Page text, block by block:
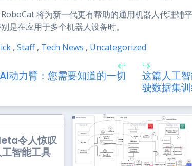
将为新一代更有帮助的通用机器人代理铺
是在应用于多个机器人设备时。
, Staff , Tech News , Uncategorized
动力臂：您需要知道的一切
这篇人工
驶数据集
令人惊叹
智能工具